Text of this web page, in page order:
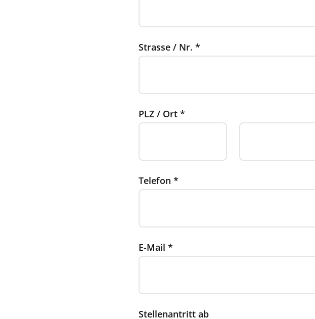
Strasse / Nr. *
PLZ / Ort *
Telefon *
E-Mail *
Stellenantritt ab